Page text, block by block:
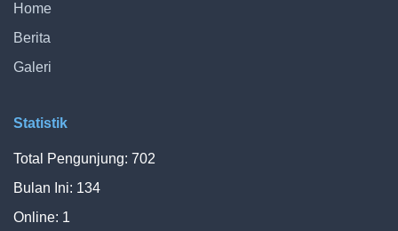
Home
Berita
Galeri
Statistik
Total Pengunjung: 702
Bulan Ini: 134
Online: 1